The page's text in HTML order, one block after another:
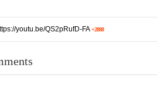
youtu.be/QS2pRufD-FA+2888